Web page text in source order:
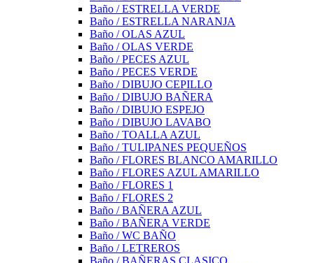
Baño / ESTRELLA VERDE
Baño / ESTRELLA NARANJA
Baño / OLAS AZUL
Baño / OLAS VERDE
Baño / PECES AZUL
Baño / PECES VERDE
Baño / DIBUJO CEPILLO
Baño / DIBUJO BAÑERA
Baño / DIBUJO ESPEJO
Baño / DIBUJO LAVABO
Baño / TOALLA AZUL
Baño / TULIPANES PEQUEÑOS
Baño / FLORES BLANCO AMARILLO
Baño / FLORES AZUL AMARILLO
Baño / FLORES 1
Baño / FLORES 2
Baño / BAÑERA AZUL
Baño / BAÑERA VERDE
Baño / WC BAÑO
Baño / LETREROS
Baño / BAÑERAS CLASICO